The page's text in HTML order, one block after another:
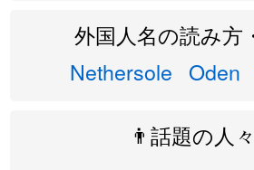
外国人名の読み方
Nethersole Oden
👨話題の人